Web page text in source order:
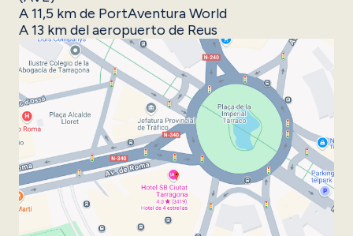
A 11,5 km de PortAventura World
A 13 km del aeropuerto de Reus